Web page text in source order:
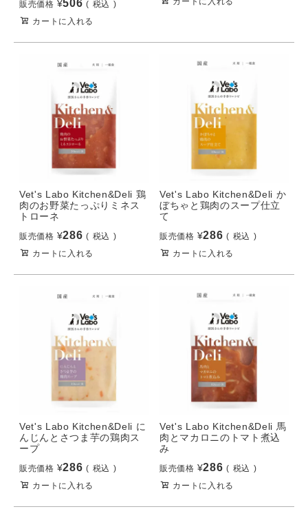
販売価格 ¥506
税込
カートに入れる
Vet's Labo Kitchen&Deli 鶏
肉のお野菜たっぷりミネス
トローネ
販売価格 ¥286
税込
カートに入れる
Vet's Labo Kitchen&Deli か
ぼちゃと鶏肉のスープ仕立
て
販売価格 ¥286
税込
カートに入れる
Vet's Labo Kitchen&Deli に
んじんとさつま芋の鶏肉ス
ープ
販売価格 ¥286
税込
カートに入れる
Vet's Labo Kitchen&Deli 馬
肉とマカロニのトマト煮込
み
販売価格 ¥286
税込
カートに入れる